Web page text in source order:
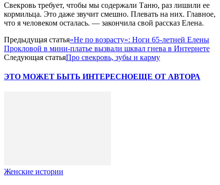
Свекровь требует, чтобы мы содержали Таню, раз лишили ее
кормильца. Это даже звучит смешно. Плевать на них. Главное,
что я человеком осталась. — закончила свой рассказ Елена.
Предыдущая статья«Не по возрасту»: Ноги 65-летней Елены
Прокловой в мини-платье вызвали шквал гнева в Интернете
Следующая статьяПро свекровь, зубы и карму
ЭТО МОЖЕТ БЫТЬ ИНТЕРЕСНОЕЩЕ ОТ АВТОРА
Женские истории